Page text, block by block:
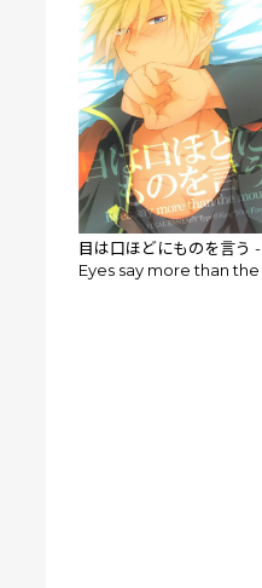
目は口ほどにものを言う -
Eyes say more than the